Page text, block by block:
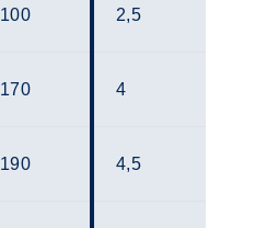
100 2,5
170 4
190 4,5